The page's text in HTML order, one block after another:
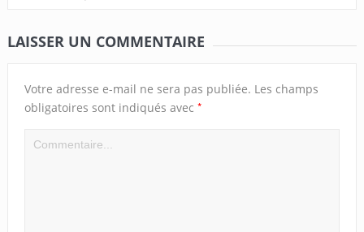
LAISSER UN COMMENTAIRE
Votre adresse e-mail ne sera pas publiée. Les champs
obligatoires sont indiqués avec *